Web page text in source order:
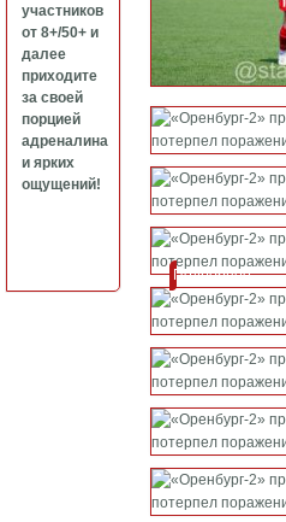
участников
от 8+/50+ и
далее
приходите
за своей
порцией
адреналина
и ярких
ощущений!
Подробнее